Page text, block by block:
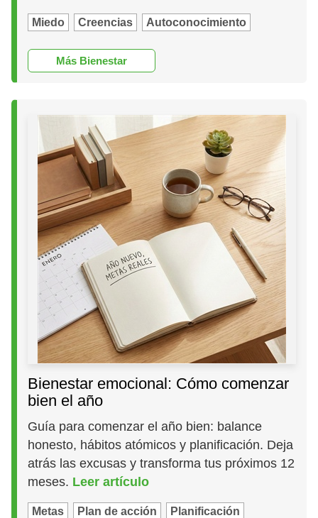
Miedo Creencias Autoconocimiento
Más Bienestar
Bienestar emocional: Cómo comenzar
bien el año
Guía para comenzar el año bien: balance
honesto, hábitos atómicos y planificación. Deja
atrás las excusas y transforma tus próximos 12
meses. Leer artículo
Metas Plan de acción Planificación